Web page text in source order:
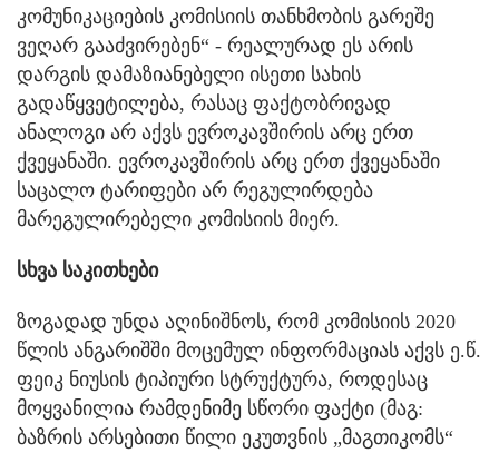
კომუნიკაციების კომისიის თანხმობის გარეშე
ვეღარ გააძვირებენ“ - რეალურად ეს არის
დარგის დამაზიანებელი ისეთი სახის
გადაწყვეტილება, რასაც ფაქტობრივად
ანალოგი არ აქვს ევროკავშირის არც ერთ
ქვეყანაში. ევროკავშირის არც ერთ ქვეყანაში
საცალო ტარიფები არ რეგულირდება
მარეგულირებელი კომისიის მიერ.
სხვა საკითხები
ზოგადად უნდა აღინიშნოს, რომ კომისიის 2020
წლის ანგარიშში მოცემულ ინფორმაციას აქვს ე.წ.
ფეიკ ნიუსის ტიპიური სტრუქტურა, როდესაც
მოყვანილია რამდენიმე სწორი ფაქტი (მაგ:
ბაზრის არსებითი წილი ეკუთვნის „მაგთიკომს“